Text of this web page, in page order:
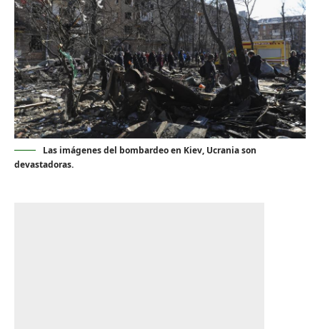
Las imágenes del bombardeo en Kiev, Ucrania son
devastadoras.